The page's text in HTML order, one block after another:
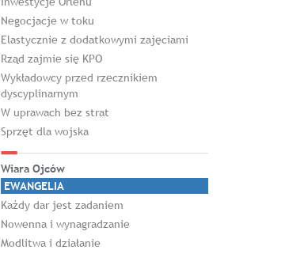
Negocjacje w toku
Elastycznie z dodatkowymi zajęciami
Rząd zajmie się KPO
Wykładowcy przed rzecznikiem
dyscyplinarnym
W uprawach bez strat
Sprzęt dla wojska
Wiara Ojców
EWANGELIA
Każdy dar jest zadaniem
Nowenna i wynagradzanie
Modlitwa i działanie